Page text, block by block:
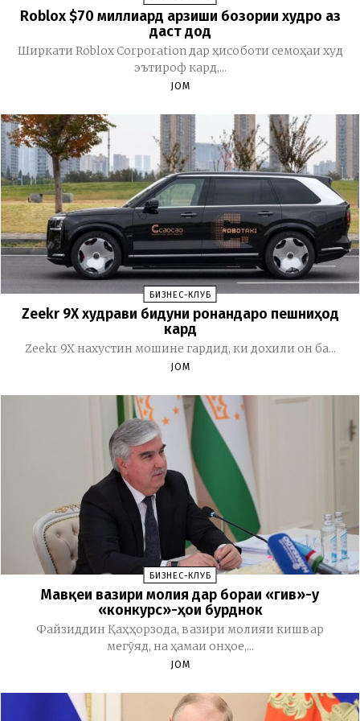
Roblox $70 миллиард арзиши бозории худро аз
даст дод
Ширкати Roblox Corporation дар ҳисоботи семоҳаи худ
эътироф кард,...
JOM
БИЗНЕС-КЛУБ
Zeekr 9X худрави бидуни ронандаро пешниҳод
кард
Zeekr 9X нахустин мошине гардид, ки дохили он ба...
JOM
БИЗНЕС-КЛУБ
Мавқеи вазири молия дар бораи «гив»-у
«конкурс»-ҳои бурднок
Файзиддин Қаҳҳорзода, вазири молияи кишвар
мегӯяд, на ҳамаи онҳое,...
JOM